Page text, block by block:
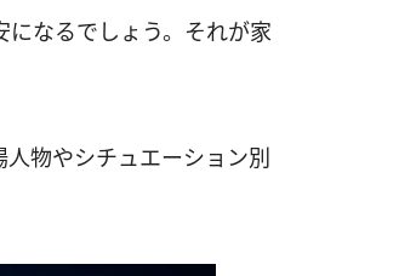
なるでしょう。それが家
物やシチュエーション別